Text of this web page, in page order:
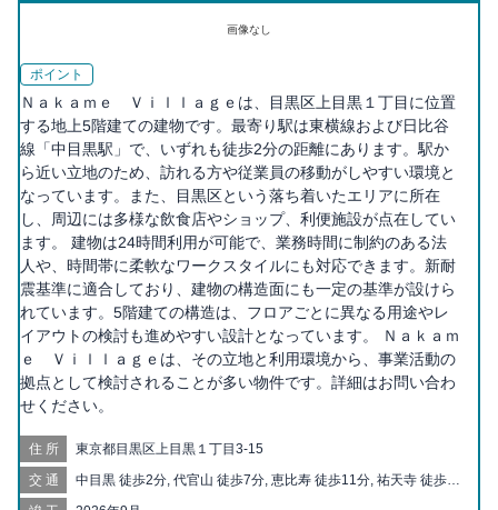
画像なし
ポイント
Ｎａｋａｍｅ Ｖｉｌｌａｇｅは、目黒区上目黒１丁目に位置
する地上5階建ての建物です。最寄り駅は東横線および日比谷
線「中目黒駅」で、いずれも徒歩2分の距離にあります。駅か
ら近い立地のため、訪れる方や従業員の移動がしやすい環境と
なっています。また、目黒区という落ち着いたエリアに所在
し、周辺には多様な飲食店やショップ、利便施設が点在してい
ます。 建物は24時間利用が可能で、業務時間に制約のある法
人や、時間帯に柔軟なワークスタイルにも対応できます。新耐
震基準に適合しており、建物の構造面にも一定の基準が設けら
れています。5階建ての構造は、フロアごとに異なる用途やレ
イアウトの検討も進めやすい設計となっています。 Ｎａｋａｍ
ｅ Ｖｉｌｌａｇｅは、その立地と利用環境から、事業活動の
拠点として検討されることが多い物件です。詳細はお問い合わ
せください。
住所 東京都目黒区上目黒１丁目3-15
交通
中目黒 徒歩2分, 代官山 徒歩7分, 恵比寿 徒歩11分, 祐天寺 徒歩